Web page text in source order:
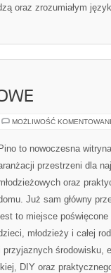
oraz zrozumiałym
MOŻLIWOŚĆ
Pino to nowoczesna
przestrzeni dla
oraz
Już sam główny
to miejsce
młodzieży i całej
przyjaznych środowisku,
DIY oraz